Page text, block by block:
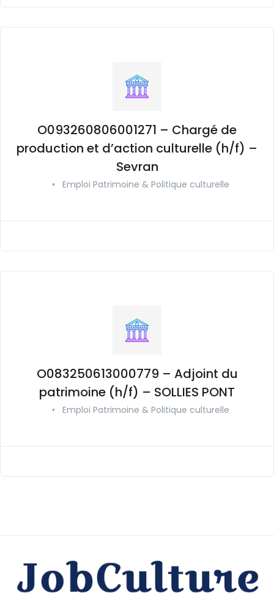
O093260806001271 – Chargé de
production et d’action culturelle (h/f) –
Sevran
• Emploi Patrimoine & Politique culturelle
O083250613000779 – Adjoint du
patrimoine (h/f) – SOLLIES PONT
• Emploi Patrimoine & Politique culturelle